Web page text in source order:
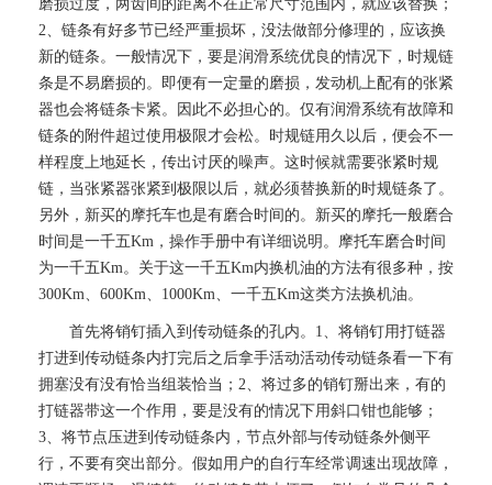
磨损过度，两齿间的距离不在正常尺寸范围内，就应该替换；
2、链条有好多节已经严重损坏，没法做部分修理的，应该换
新的链条。一般情况下，要是润滑系统优良的情况下，时规链
条是不易磨损的。即便有一定量的磨损，发动机上配有的张紧
器也会将链条卡紧。因此不必担心的。仅有润滑系统有故障和
链条的附件超过使用极限才会松。时规链用久以后，便会不一
样程度上地延长，传出讨厌的噪声。这时候就需要张紧时规
链，当张紧器张紧到极限以后，就必须替换新的时规链条了。
另外，新买的摩托车也是有磨合时间的。新买的摩托一般磨合
时间是一千五Km，操作手册中有详细说明。摩托车磨合时间
为一千五Km。关于这一千五Km内换机油的方法有很多种，按
300Km、600Km、1000Km、一千五Km这类方法换机油。
首先将销钉插入到传动链条的孔内。1、将销钉用打链器
打进到传动链条内打完后之后拿手活动活动传动链条看一下有
拥塞没有没有恰当组装恰当；2、将过多的销钉掰出来，有的
打链器带这一个作用，要是没有的情况下用斜口钳也能够；
3、将节点压进到传动链条内，节点外部与传动链条外侧平
行，不要有突出部分。假如用户的自行车经常调速出现故障，